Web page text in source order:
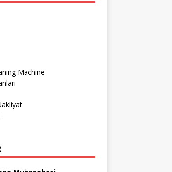
Machine